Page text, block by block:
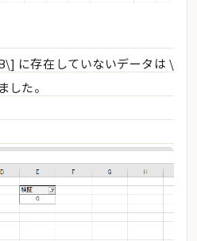
に存在していないデータは \
した。